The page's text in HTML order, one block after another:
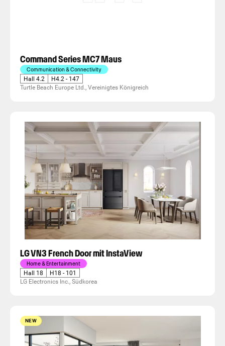
Command Series MC7 Maus
Communication & Connectivity
Hall 4.2
H4.2 - 147
Turtle Beach Europe Ltd., Vereinigtes Königreich
LG VN3 French Door mit InstaView
Home & Entertainment
Hall 18
H18 - 101
LG Electronics Inc., Südkorea
NEW